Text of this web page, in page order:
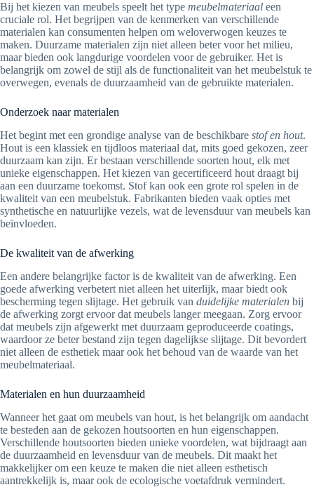
Bij het kiezen van meubels speelt het type meubelmateriaal een
cruciale rol. Het begrijpen van de kenmerken van verschillende
materialen kan consumenten helpen om weloverwogen keuzes te
maken. Duurzame materialen zijn niet alleen beter voor het milieu,
maar bieden ook langdurige voordelen voor de gebruiker. Het is
belangrijk om zowel de stijl als de functionaliteit van het meubelstuk te
overwegen, evenals de duurzaamheid van de gebruikte materialen.
Onderzoek naar materialen
Het begint met een grondige analyse van de beschikbare stof en hout.
Hout is een klassiek en tijdloos materiaal dat, mits goed gekozen, zeer
duurzaam kan zijn. Er bestaan verschillende soorten hout, elk met
unieke eigenschappen. Het kiezen van gecertificeerd hout draagt bij
aan een duurzame toekomst. Stof kan ook een grote rol spelen in de
kwaliteit van een meubelstuk. Fabrikanten bieden vaak opties met
synthetische en natuurlijke vezels, wat de levensduur van meubels kan
beïnvloeden.
De kwaliteit van de afwerking
Een andere belangrijke factor is de kwaliteit van de afwerking. Een
goede afwerking verbetert niet alleen het uiterlijk, maar biedt ook
bescherming tegen slijtage. Het gebruik van duidelijke materialen bij
de afwerking zorgt ervoor dat meubels langer meegaan. Zorg ervoor
dat meubels zijn afgewerkt met duurzaam geproduceerde coatings,
waardoor ze beter bestand zijn tegen dagelijkse slijtage. Dit bevordert
niet alleen de esthetiek maar ook het behoud van de waarde van het
meubelmateriaal.
Materialen en hun duurzaamheid
Wanneer het gaat om meubels van hout, is het belangrijk om aandacht
te besteden aan de gekozen houtsoorten en hun eigenschappen.
Verschillende houtsoorten bieden unieke voordelen, wat bijdraagt aan
de duurzaamheid en levensduur van de meubels. Dit maakt het
makkelijker om een keuze te maken die niet alleen esthetisch
aantrekkelijk is, maar ook de ecologische voetafdruk vermindert.